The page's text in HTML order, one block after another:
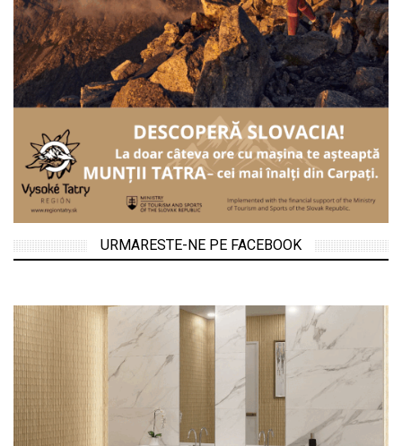
URMARESTE-NE PE FACEBOOK